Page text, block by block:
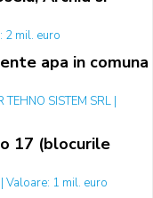
2 mil. euro
apa in comuna
SISTEM SRL |
17 (blocurile
Valoare: 1 mil. euro